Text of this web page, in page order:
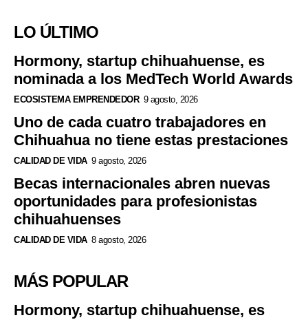
LO ÚLTIMO
Hormony, startup chihuahuense, es
nominada a los MedTech World Awards
ECOSISTEMA EMPRENDEDOR 9 agosto, 2026
Uno de cada cuatro trabajadores en
Chihuahua no tiene estas prestaciones
CALIDAD DE VIDA 9 agosto, 2026
Becas internacionales abren nuevas
oportunidades para profesionistas
chihuahuenses
CALIDAD DE VIDA 8 agosto, 2026
MÁS POPULAR
Hormony, startup chihuahuense, es